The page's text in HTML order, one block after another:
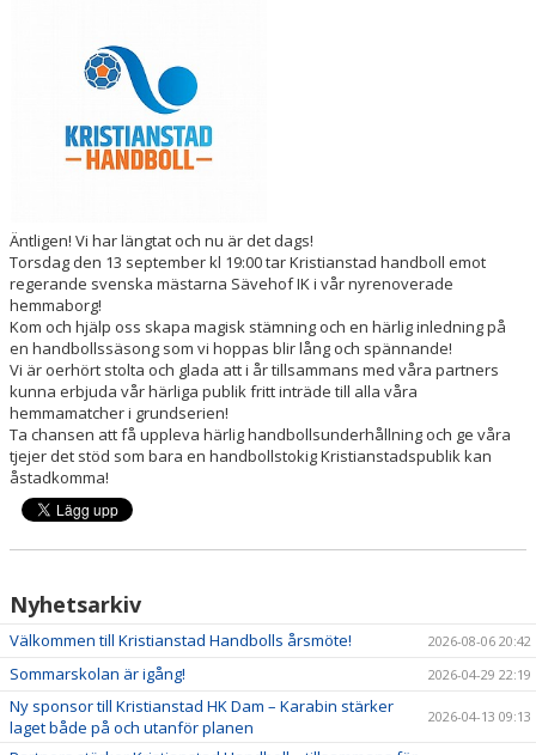
PARTNERSKAP
FÖRENINGEN
KONTAKT
Äntligen! Vi har längtat och nu är det dags!
Torsdag den 13 september kl 19:00 tar Kristianstad handboll emot
regerande svenska mästarna Sävehof IK i vår nyrenoverade
hemmaborg!
Kom och hjälp oss skapa magisk stämning och en härlig inledning på
en handbollssäsong som vi hoppas blir lång och spännande!
Vi är oerhört stolta och glada att i år tillsammans med våra partners
kunna erbjuda vår härliga publik fritt inträde till alla våra
hemmamatcher i grundserien!
Ta chansen att få uppleva härlig handbollsunderhållning och ge våra
tjejer det stöd som bara en handbollstokig Kristianstadspublik kan
åstadkomma!
Nyhetsarkiv
Välkommen till Kristianstad Handbolls årsmöte! 2026-08-06 20:42
Sommarskolan är igång! 2026-04-29 22:19
Ny sponsor till Kristianstad HK Dam – Karabin stärker
laget både på och utanför planen
2026-04-13 09:13